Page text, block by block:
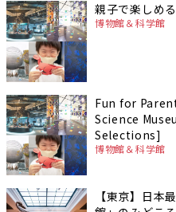
親子で楽しめ
博物館＆科学館
Fun for
Science
Selections]
博物館＆科学館
【東京】日本